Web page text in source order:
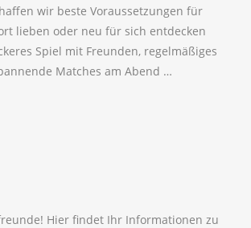
wir beste Voraussetzungen für
lieben oder neu für sich entdecken
Spiel mit Freunden, regelmäßiges
Matches am Abend …
Hier findet Ihr Informationen zu